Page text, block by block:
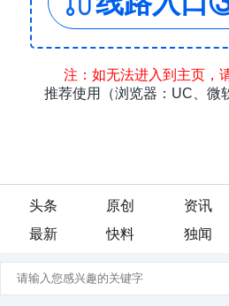
头条 原创 资讯
最新
快料 独闻